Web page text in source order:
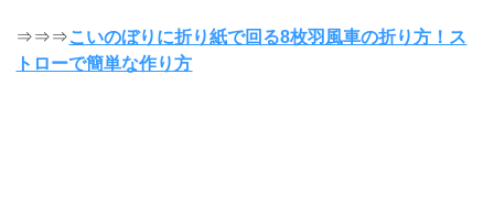
⇒⇒⇒こいのぼりに折り紙で回る8枚羽風車の折り方！ス
トローで簡単な作り方